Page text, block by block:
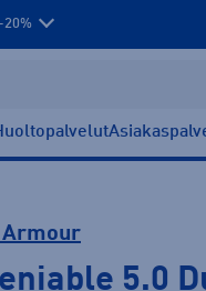
20%
Armour
5.0